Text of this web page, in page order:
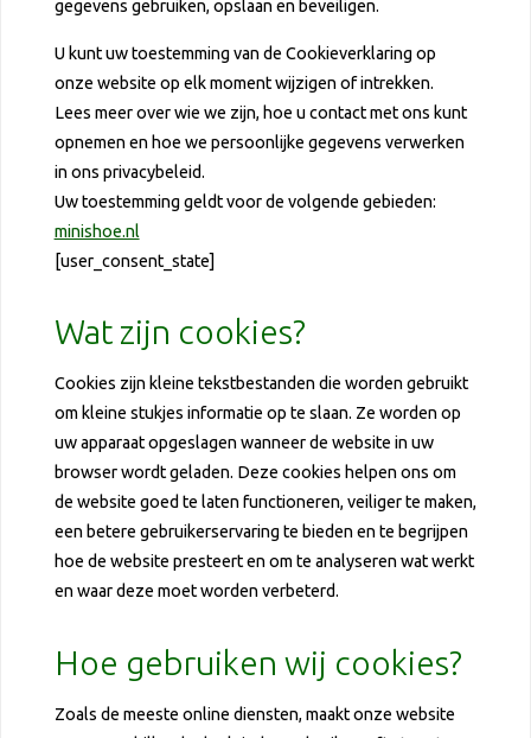
gegevens gebruiken, opslaan en beveiligen.
U kunt uw toestemming van de Cookieverklaring op
onze website op elk moment wijzigen of intrekken.
Lees meer over wie we zijn, hoe u contact met ons kunt
opnemen en hoe we persoonlijke gegevens verwerken
in ons privacybeleid.
Uw toestemming geldt voor de volgende gebieden:
minishoe.nl
[user_consent_state]
Wat zijn cookies?
Cookies zijn kleine tekstbestanden die worden gebruikt
om kleine stukjes informatie op te slaan. Ze worden op
uw apparaat opgeslagen wanneer de website in uw
browser wordt geladen. Deze cookies helpen ons om
de website goed te laten functioneren, veiliger te maken,
een betere gebruikerservaring te bieden en te begrijpen
hoe de website presteert en om te analyseren wat werkt
en waar deze moet worden verbeterd.
Hoe gebruiken wij cookies?
Zoals de meeste online diensten, maakt onze website